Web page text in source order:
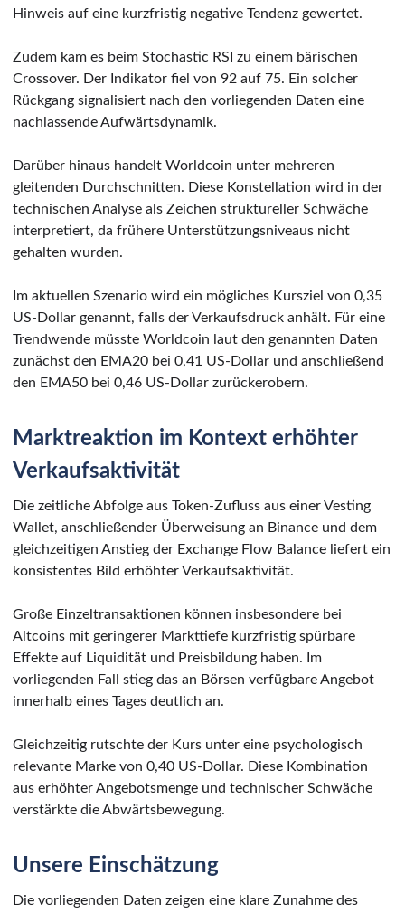
Hinweis auf eine kurzfristig negative Tendenz gewertet.
Zudem kam es beim Stochastic RSI zu einem bärischen
Crossover. Der Indikator fiel von 92 auf 75. Ein solcher
Rückgang signalisiert nach den vorliegenden Daten eine
nachlassende Aufwärtsdynamik.
Darüber hinaus handelt Worldcoin unter mehreren
gleitenden Durchschnitten. Diese Konstellation wird in der
technischen Analyse als Zeichen struktureller Schwäche
interpretiert, da frühere Unterstützungsniveaus nicht
gehalten wurden.
Im aktuellen Szenario wird ein mögliches Kursziel von 0,35
US-Dollar genannt, falls der Verkaufsdruck anhält. Für eine
Trendwende müsste Worldcoin laut den genannten Daten
zunächst den EMA20 bei 0,41 US-Dollar und anschließend
den EMA50 bei 0,46 US-Dollar zurückerobern.
Marktreaktion im Kontext erhöhter
Verkaufsaktivität
Die zeitliche Abfolge aus Token-Zufluss aus einer Vesting
Wallet, anschließender Überweisung an Binance und dem
gleichzeitigen Anstieg der Exchange Flow Balance liefert ein
konsistentes Bild erhöhter Verkaufsaktivität.
Große Einzeltransaktionen können insbesondere bei
Altcoins mit geringerer Markttiefe kurzfristig spürbare
Effekte auf Liquidität und Preisbildung haben. Im
vorliegenden Fall stieg das an Börsen verfügbare Angebot
innerhalb eines Tages deutlich an.
Gleichzeitig rutschte der Kurs unter eine psychologisch
relevante Marke von 0,40 US-Dollar. Diese Kombination
aus erhöhter Angebotsmenge und technischer Schwäche
verstärkte die Abwärtsbewegung.
Unsere Einschätzung
Die vorliegenden Daten zeigen eine klare Zunahme des